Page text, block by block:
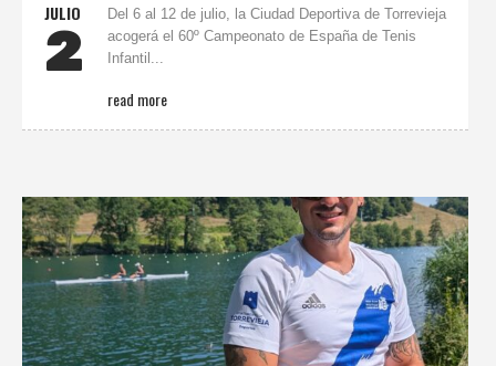
JULIO
2
Del 6 al 12 de julio, la Ciudad Deportiva de Torrevieja
acogerá el 60º Campeonato de España de Tenis
Infantil...
read more